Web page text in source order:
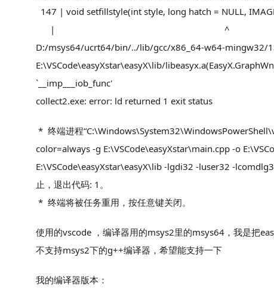
147 | void setfillstyle(int style, long hatch = NULL,
| ^
D:/msys64/ucrt64/bin/../lib/gcc/x86_64-w64-mingw32/
E:\VSCode\easyXstar\easyX\lib/
`__imp___iob_func'
collect2.exe: error: ld returned 1 exit status
* 终端进程
color=always -g E:\VSCode\easyXstar\main.cpp -o
E:\VSCode\easyXstar\easyX\lib -lgdi32 -luser32 -
止，退出代码: 1。
* 终端将被任务重用，按任意键关闭。
使用的vscode ，编译器用的msys2里的msys64，我是把
不支持msys2下的g++编译器，希望能支持一下
我的编译器版本：